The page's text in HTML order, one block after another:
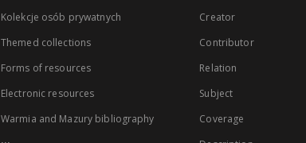
Kolekcje osób prywatnych
Themed collections
Forms of resources
Electronic resources
Warmia and Mazury bibliography
...
Creator
Contributor
Relation
Subject
Coverage